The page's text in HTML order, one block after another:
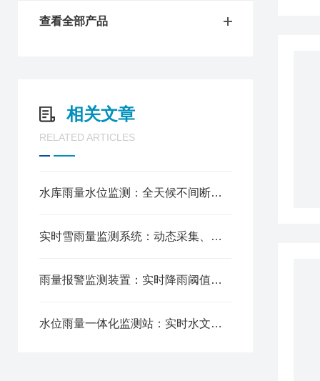
查看全部产品
相关文章
RELATED ARTICLES
水库雨量水位监测：全天候不间断观测，历史水雨数据归档，大坝安全监测
实时雪雨量监测系统：动态采集、无线传输，支持冰雪融水预警
雨量报警监测装置：实时降雨阈值预警与自动响应系统
水位雨量一体化监测站：实时水文数据采集解决方案